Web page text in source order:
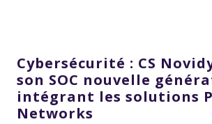
Cybersécurité : CS
son SOC nouvelle
intégrant les solutions
Networks